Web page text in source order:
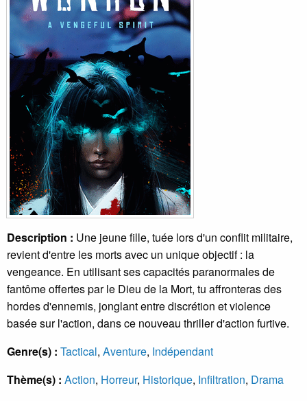
Description : Une jeune fille, tuée lors d'un conflit militaire,
revient d'entre les morts avec un unique objectif : la
vengeance. En utilisant ses capacités paranormales de
fantôme offertes par le Dieu de la Mort, tu affronteras des
hordes d'ennemis, jonglant entre discrétion et violence
basée sur l'action, dans ce nouveau thriller d'action furtive.
Genre(s) : Tactical, Aventure, Indépendant
Thème(s) : Action, Horreur, Historique, Infiltration, Drama